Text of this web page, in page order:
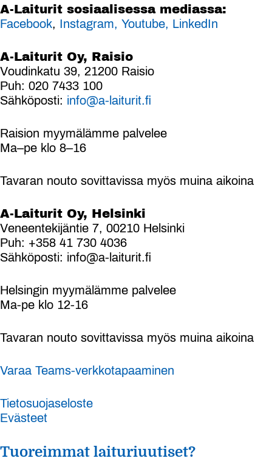
A-Laiturit sosiaalisessa mediassa:
Facebook, Instagram, Youtube, LinkedIn
A-Laiturit Oy, Raisio
Voudinkatu 39, 21200 Raisio
Puh: 020 7433 100
Sähköposti: info@a-laiturit.fi
Raision myymälämme palvelee
Ma–pe klo 8–16
Tavaran nouto sovittavissa myös muina aikoina
A-Laiturit Oy, Helsinki
Veneentekijäntie 7, 00210 Helsinki
Puh: +358 41 730 4036
Sähköposti: info@a-laiturit.fi
Helsingin myymälämme palvelee
Ma-pe klo 12-16
Tavaran nouto sovittavissa myös muina aikoina
Varaa Teams-verkkotapaaminen
Tietosuojaseloste
Evästeet
Tuoreimmat laituriuutiset?